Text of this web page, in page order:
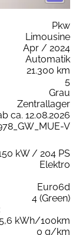
Pkw
Limousine
Apr / 2024
Automatik
21.300 km
5
Grau
Zentrallager
ca. 12.08.2026
V
kW / 204 PS
Elektro
Euro6d
4 (Green)
kWh/100km
0 g/km